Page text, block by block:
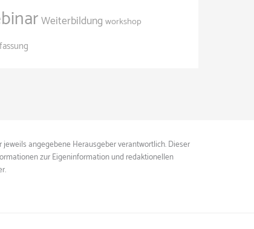
Weiterbildung workshop
angegebene Herausgeber verantwortlich. Dieser
zur Eigeninformation und redaktionellen